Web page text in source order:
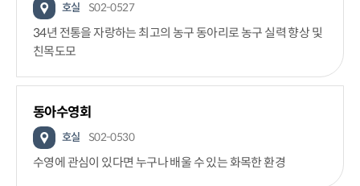
호실 S02-0527
34년 전통을 자랑하는 최고의 농구 동아리로 농구 실력 향상 및
친목도모
동아수영회
호실 S02-0530
수영에 관심이 있다면 누구나 배울 수 있는 화목한 환경